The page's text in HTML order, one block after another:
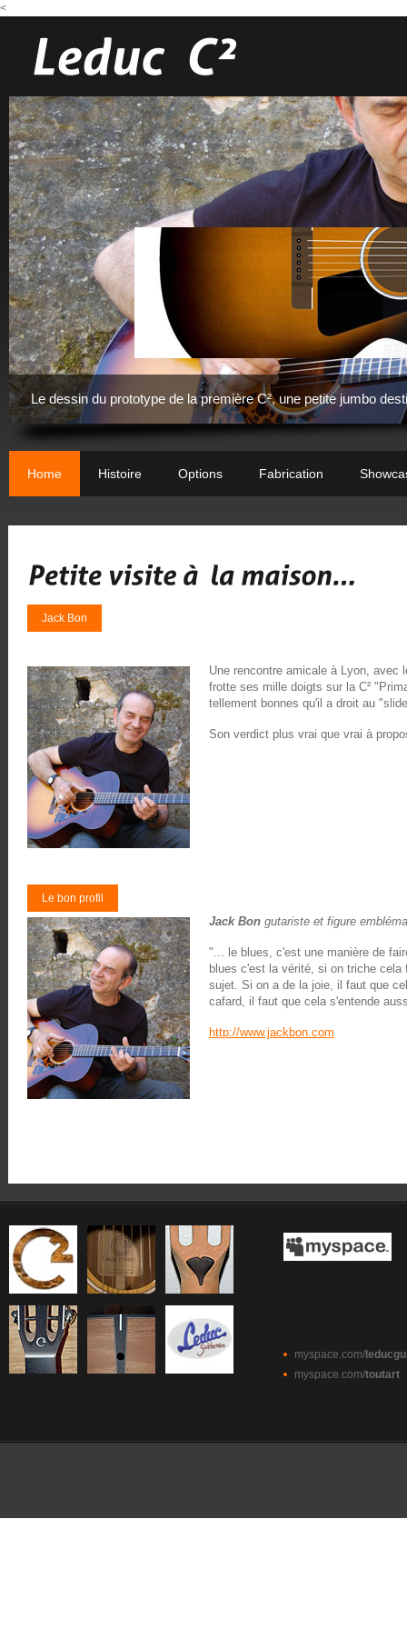
<
Le dessin du prototype de la première C², une petite jumbo
Home Histoire Options Fabrication
Jack Bon
Une rencontre amicale à Lyon, avec
frotte ses mille doigts sur la C²
tellement bonnes qu'il a droit au
Son verdict plus vrai que vrai à
Le bon profil
Jack Bon gutariste et figure
"... le blues, c'est une manière de
blues c'est la vérité, si on triche
sujet. Si on a de la joie, il faut que
cafard, il faut que cela s'entende
http://www.jackbon.com
myspace.com/
myspace.com/toutart